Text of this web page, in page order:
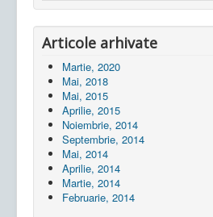
Articole arhivate
Martie, 2020
Mai, 2018
Mai, 2015
Aprilie, 2015
Noiembrie, 2014
Septembrie, 2014
Mai, 2014
Aprilie, 2014
Martie, 2014
Februarie, 2014